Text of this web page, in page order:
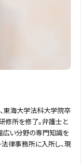
東海大学法科大学院卒
修所を修了。弁護士と
広い分野の専門知識を
律事務所に入所し、現